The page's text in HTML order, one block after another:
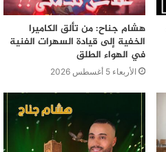
هشام جناح: من تألق الكاميرا
الخفية إلى قيادة السهرات الفنية
في الهواء الطلق
الأربعاء 5 أغسطس 2026